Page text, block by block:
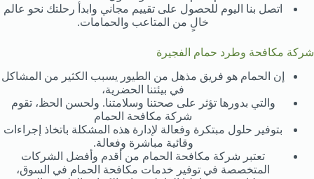
اتصل بنا اليوم للحصول على تقييم مجاني وابدأ رحلتك نحو عالم
خالٍ من المتاعب والحمامات.
شركة مكافحة وطرد حمام الفجيرة
إن الحمام هو فريق مذهل من الطيور يسبب الكثير من المشاكل
في بيئتنا الحضرية،
والتي بدورها تؤثر على صحتنا وسلامتنا. ولحسن الحظ، تقوم
شركة مكافحة الحمام
بتوفير حلول مبتكرة وفعالة لإدارة هذه المشكلة باتخاذ إجراءات
وقائية مباشرة وفعالة.
تعتبر شركة مكافحة الحمام من أقدم وأفضل الشركات
المتخصصة في توفير خدمات مكافحة الحمام في السوق،